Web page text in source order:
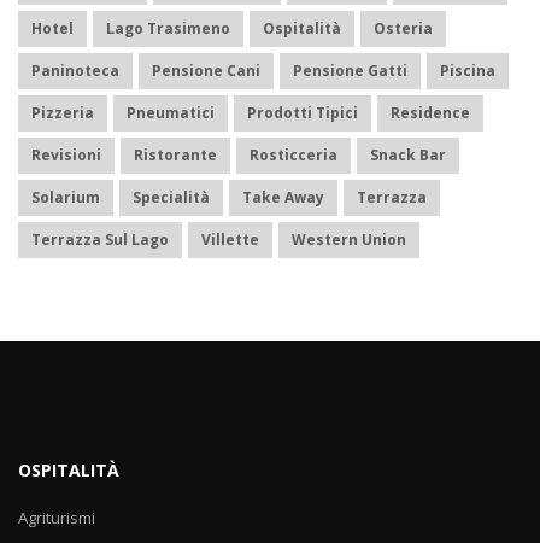
Hotel Lago Trasimeno Ospitalità Osteria
Paninoteca Pensione Cani Pensione Gatti Piscina
Pizzeria Pneumatici Prodotti Tipici Residence
Revisioni Ristorante Rosticceria Snack Bar
Solarium Specialità Take Away Terrazza
Terrazza Sul Lago Villette Western Union
OSPITALITÀ
Agriturismi